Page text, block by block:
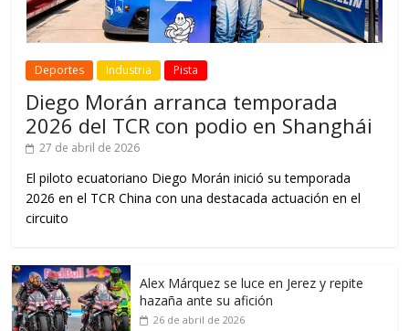
Deportes Industria Pista
Diego Morán arranca temporada
2026 del TCR con podio en Shanghái
27 de abril de 2026
El piloto ecuatoriano Diego Morán inició su temporada
2026 en el TCR China con una destacada actuación en el
circuito
Alex Márquez se luce en Jerez y repite
hazaña ante su afición
26 de abril de 2026